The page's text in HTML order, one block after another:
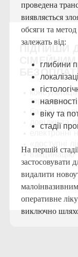
проведена
виявляється
обсяги та
залежать від:
глибини
віку та
стадії
На першій
застосовувати
видалити
оперативне
виключно
ПІДПИШИ
терапевта
базові
довідки та
електронні
вакцинацію